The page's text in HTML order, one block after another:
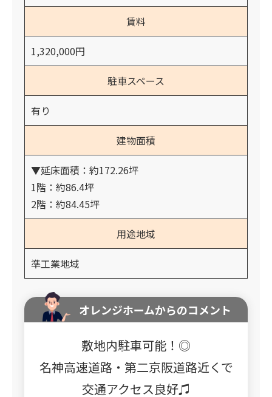
賃料
1,320,000円
駐車スペース
有り
建物面積
▼延床面積：約172.26坪
1階：約86.4坪
2階：約84.45坪
用途地域
準工業地域
オレンジホームからのコメント
敷地内駐車可能！◎
名神高速道路・第二京阪道路近くで
交通アクセス良好♫